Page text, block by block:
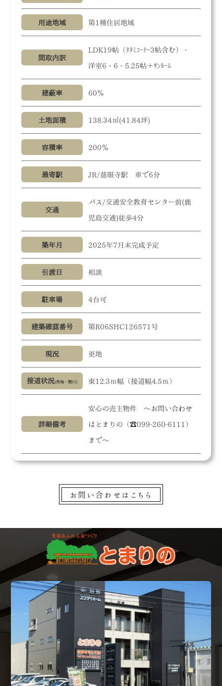
用途地域 第1種住居地域
間取内訳
LDK19帖（ﾀﾀﾐｺｰﾅｰ3帖含む）・
洋室6・6・5.25帖＋ｻﾝﾙｰﾑ
建蔽率 60％
土地面積 138.34㎡(41.84坪)
容積率 200％
最寄駅 JR/慈眼寺駅 車で6分
交通
バス/交通安全教育センター前(鹿
児島交通)徒歩4分
築年月 2025年7月末完成予定
引渡日 相談
駐車場 4台可
建築確認番号 第R06SHC126571号
現況 更地
接道状況(角地・関口) 東12.3ｍ幅（接道幅4.5ｍ）
詳細備考
安心の売主物件 ～お問い合わせ
はとまりの（☎099-260-6111）
まで～
お問い合わせはこちら